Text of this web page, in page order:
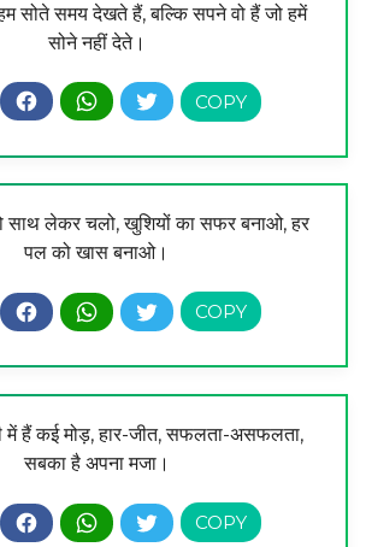
सोते समय देखते हैं, बल्कि सपने वो हैं जो हमें
सोने नहीं देते।
साथ लेकर चलो, खुशियों का सफर बनाओ, हर
पल को खास बनाओ।
में हैं कई मोड़, हार-जीत, सफलता-असफलता,
सबका है अपना मजा।